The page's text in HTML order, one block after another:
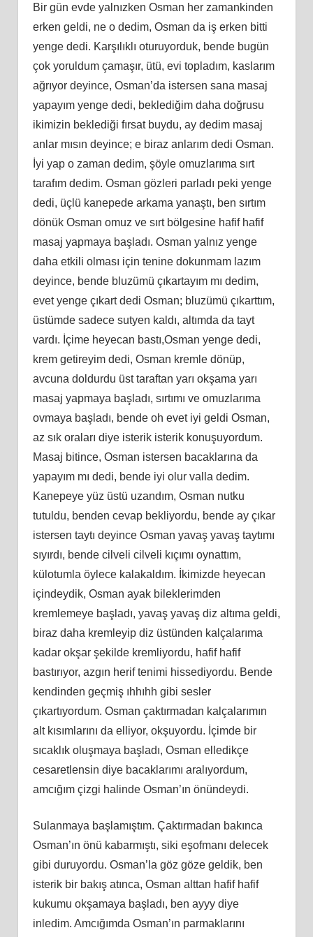
Bir gün evde yalnızken Osman her zamankinden
erken geldi, ne o dedim, Osman da iş erken bitti
yenge dedi. Karşılıklı oturuyorduk, bende bugün
çok yoruldum çamaşır, ütü, evi topladım, kaslarım
ağrıyor deyince, Osman’da istersen sana masaj
yapayım yenge dedi, beklediğim daha doğrusu
ikimizin beklediği fırsat buydu, ay dedim masaj
anlar mısın deyince; e biraz anlarım dedi Osman.
İyi yap o zaman dedim, şöyle omuzlarıma sırt
tarafım dedim. Osman gözleri parladı peki yenge
dedi, üçlü kanepede arkama yanaştı, ben sırtım
dönük Osman omuz ve sırt bölgesine hafif hafif
masaj yapmaya başladı. Osman yalnız yenge
daha etkili olması için tenine dokunmam lazım
deyince, bende bluzümü çıkartayım mı dedim,
evet yenge çıkart dedi Osman; bluzümü çıkarttım,
üstümde sadece sutyen kaldı, altımda da tayt
vardı. İçime heyecan bastı,Osman yenge dedi,
krem getireyim dedi, Osman kremle dönüp,
avcuna doldurdu üst taraftan yarı okşama yarı
masaj yapmaya başladı, sırtımı ve omuzlarıma
ovmaya başladı, bende oh evet iyi geldi Osman,
az sık oraları diye isterik isterik konuşuyordum.
Masaj bitince, Osman istersen bacaklarına da
yapayım mı dedi, bende iyi olur valla dedim.
Kanepeye yüz üstü uzandım, Osman nutku
tutuldu, benden cevap bekliyordu, bende ay çıkar
istersen taytı deyince Osman yavaş yavaş taytımı
sıyırdı, bende cilveli cilveli kıçımı oynattım,
külotumla öylece kalakaldım. İkimizde heyecan
içindeydik, Osman ayak bileklerimden
kremlemeye başladı, yavaş yavaş diz altıma geldi,
biraz daha kremleyip diz üstünden kalçalarıma
kadar okşar şekilde kremliyordu, hafif hafif
bastırıyor, azgın herif tenimi hissediyordu. Bende
kendinden geçmiş ıhhıhh gibi sesler
çıkartıyordum. Osman çaktırmadan kalçalarımın
alt kısımlarını da elliyor, okşuyordu. İçimde bir
sıcaklık oluşmaya başladı, Osman elledikçe
cesaretlensin diye bacaklarımı aralıyordum,
amcığım çizgi halinde Osman’ın önündeydi.
Sulanmaya başlamıştım. Çaktırmadan bakınca
Osman’ın önü kabarmıştı, siki eşofmanı delecek
gibi duruyordu. Osman’la göz göze geldik, ben
isterik bir bakış atınca, Osman alttan hafif hafif
kukumu okşamaya başladı, ben ayyy diye
inledim. Amcığımda Osman’ın parmaklarını